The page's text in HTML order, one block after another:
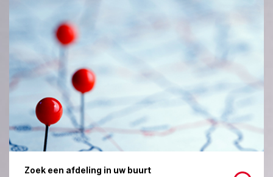
Zoek een afdeling in uw buurt